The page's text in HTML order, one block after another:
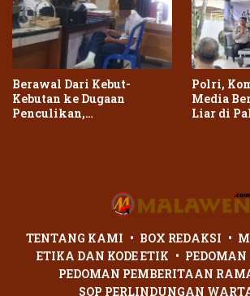
Berawal Dari Kebut-
Kebutan ke Dugaan
Penculikan,
Polri,
Media
Liar di
TENTANG KAMI BOX REDAKSI
ETIKA DAN KODE ETIK
PEDOMAN PEMBERITAAN
SOP PERLINDUNGAN